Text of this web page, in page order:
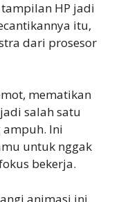
HP jadi
itu,
dari prosesor
mematikan
salah satu
ampuh. Ini
untuk nggak
bekerja.
animasi ini